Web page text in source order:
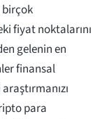
birçok
fiyat noktalarını
gelenin en
finansal
para